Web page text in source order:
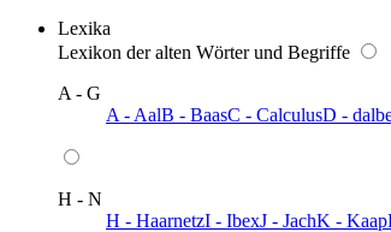
Lexika
Lexikon der alten Wörter und Begriffe
A - G
A - AalB - BaasC - CalculusD -
H - N
H - HaarnetzI - IbexJ - JachK - Kaap